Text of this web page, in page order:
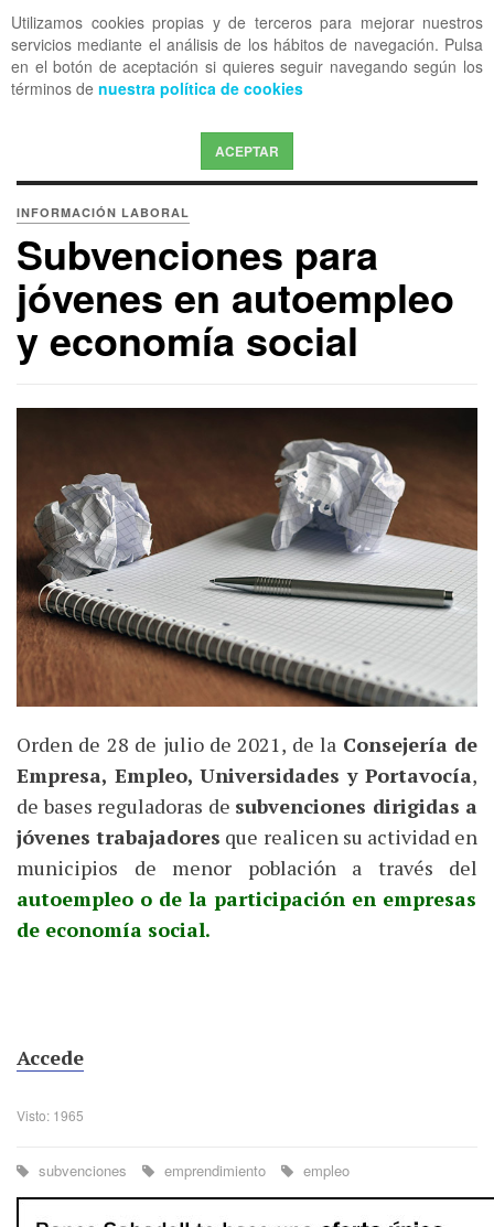
Utilizamos cookies propias y de terceros para mejorar nuestros
servicios mediante el análisis de los hábitos de navegación. Pulsa
en el botón de aceptación si quieres seguir navegando según los
términos de nuestra política de cookies
ACEPTAR
OFF CANVAS
INFORMACIÓN LABORAL
Subvenciones para
jóvenes en autoempleo
y economía social
Orden de 28 de julio de 2021, de la Consejería de
Empresa, Empleo, Universidades y Portavocía,
de bases reguladoras de subvenciones dirigidas a
jóvenes trabajadores que realicen su actividad en
municipios de menor población a través del
autoempleo o de la participación en empresas
de economía social.
Accede
Visto: 1965
subvenciones emprendimiento empleo